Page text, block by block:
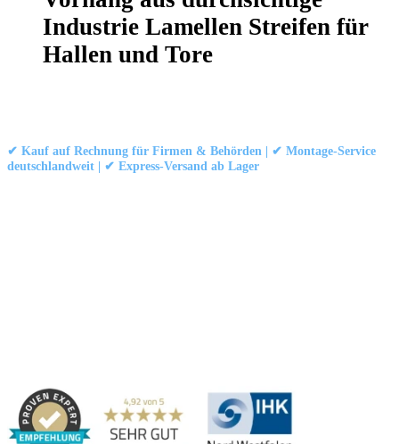
Industrie Lamellen Streifen für
Hallen und Tore
✔ Kauf auf Rechnung für Firmen & Behörden | ✔ Montage-Service
deutschlandweit | ✔ Express-Versand ab Lager